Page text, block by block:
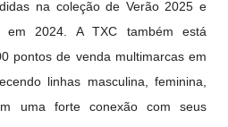
na coleção de Verão 2025 e
em 2024. A TXC também está
pontos de venda multimarcas em
linhas masculina, feminina,
uma forte conexão com seus